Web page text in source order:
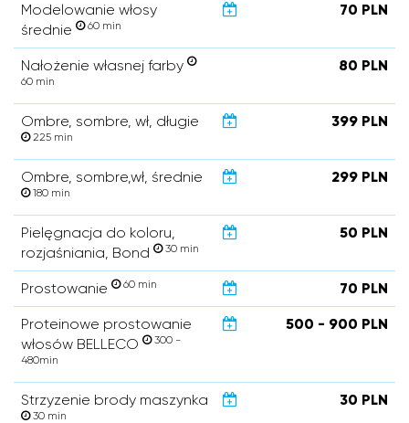
Modelowanie włosy
średnie
60 min
70 PLN
Nałożenie własnej farby
60 min
80 PLN
Ombre, sombre, wł, długie
225 min
399 PLN
Ombre, sombre,wł, średnie
180 min
299 PLN
Pielęgnacja do koloru,
rozjaśniania, Bond
30 min
50 PLN
Prostowanie 60 min 70 PLN
Proteinowe prostowanie
włosów BELLECO
300 -
480min
500 - 900 PLN
Strzyzenie brody maszynka
30 min
30 PLN